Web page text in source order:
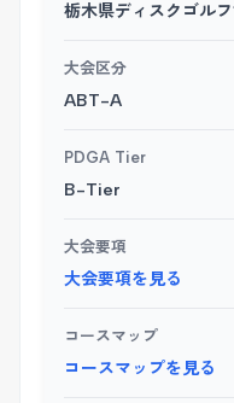
栃木県ディスクゴル
大会区分
ABT-A
PDGA Tier
B-Tier
大会要項
大会要項を見る
コースマップ
コースマップを見る